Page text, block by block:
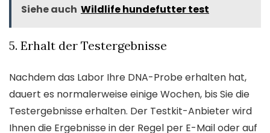
Siehe auch Wildlife hundefutter test
5. Erhalt der Testergebnisse
Nachdem das Labor Ihre DNA-Probe erhalten hat,
dauert es normalerweise einige Wochen, bis Sie die
Testergebnisse erhalten. Der Testkit-Anbieter wird
Ihnen die Ergebnisse in der Regel per E-Mail oder auf